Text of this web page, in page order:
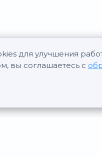
для улучшения
вы соглашаетесь с